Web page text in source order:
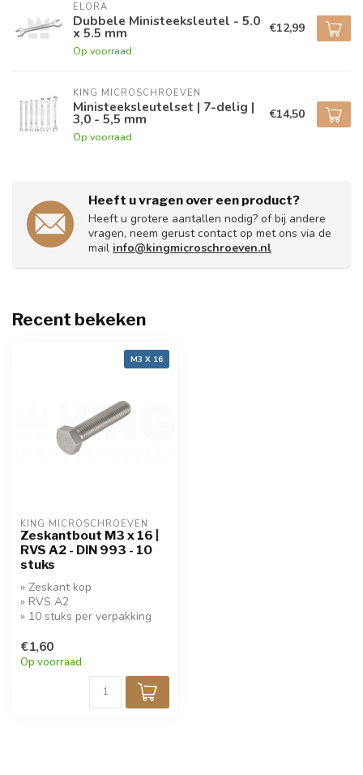
ELORA
Dubbele Ministeeksleutel - 5.0
x 5.5 mm
Op voorraad
€12,99
KING MICROSCHROEVEN
Ministeeksleutelset | 7-delig |
3,0 - 5,5 mm
Op voorraad
€14,50
Heeft u vragen over een product?
Heeft u grotere aantallen nodig? of bij andere
vragen, neem gerust contact op met ons via de
mail info@kingmicroschroeven.nl
Recent bekeken
M3 X 16
KING MICROSCHROEVEN
Zeskantbout M3 x 16 |
RVS A2 - DIN 993 - 10
stuks
» Zeskant kop
» RVS A2
» 10 stuks per verpakking
€1,60
Op voorraad